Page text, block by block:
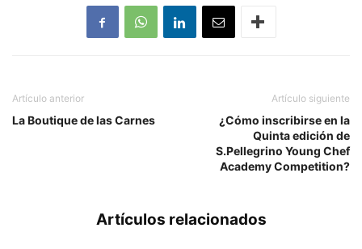
Artículo anterior
La Boutique de las Carnes
Artículo siguiente
¿Cómo inscribirse en la
Quinta edición de
S.Pellegrino Young Chef
Academy Competition?
Artículos relacionados